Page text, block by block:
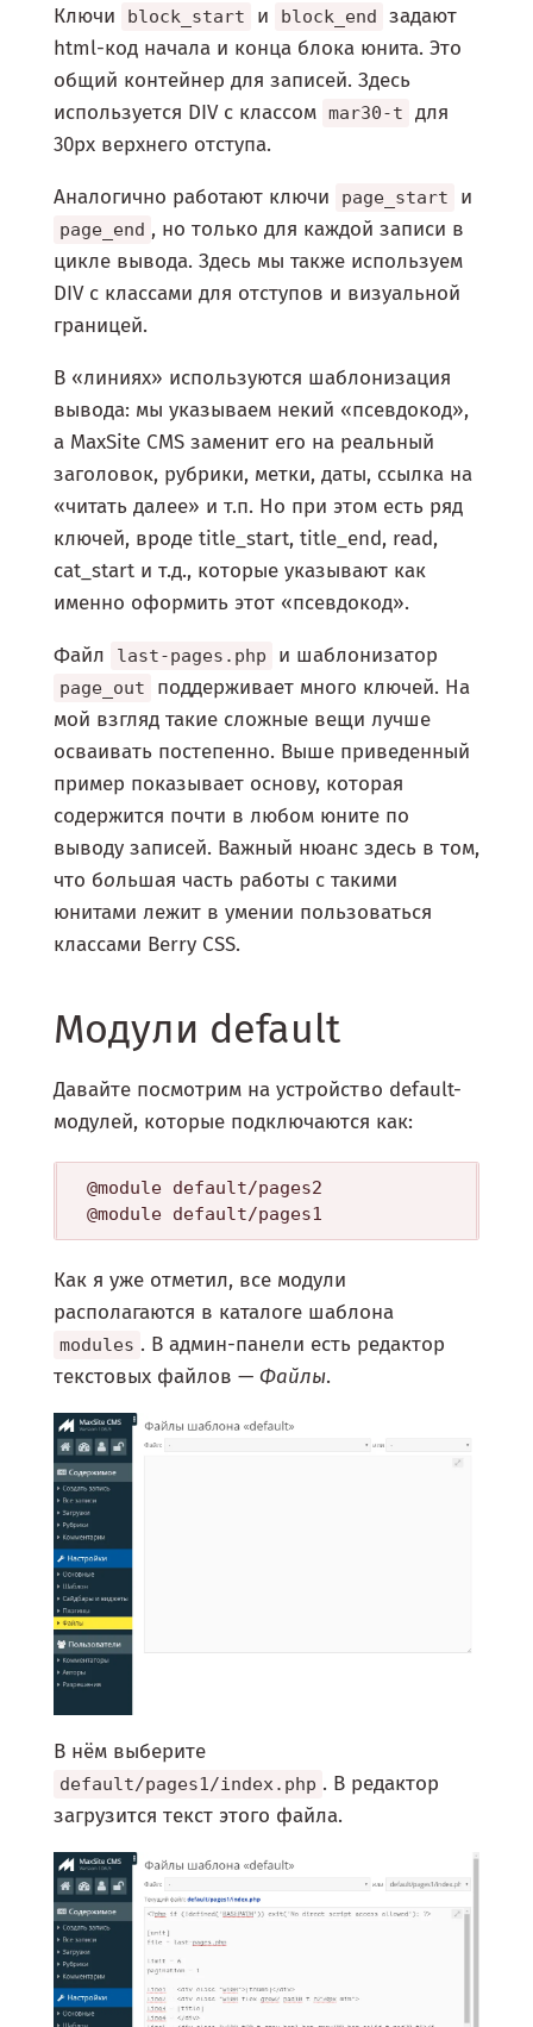
Ключи block_start и block_end
задают
html-код начала и конца блока юнита. Это
общий контейнер для записей. Здесь
используется DIV с классом mar30-t
для
30px верхнего отступа.
Аналогично работают ключи page_start и
page_end , но только для каждой записи в
цикле вывода. Здесь мы также используем
DIV с классами для отступов и визуальной
границей.
В «линиях» используются шаблонизация
вывода: мы указываем некий «псевдокод»,
а MaxSite CMS заменит его на реальный
заголовок, рубрики, метки, даты, ссылка на
«читать далее» и т.п. Но при этом есть ряд
ключей, вроде title_start, title_end, read,
cat_start и т.д., которые указывают как
именно оформить этот «псевдокод».
Файл last-pages.php и шаблонизатор
page_out
поддерживает много ключей. На
мой взгляд такие сложные вещи лучше
осваивать постепенно. Выше приведенный
пример показывает основу, которая
содержится почти в любом юните по
выводу записей. Важный нюанс здесь в том,
что большая часть работы с такими
юнитами лежит в умении пользоваться
классами Berry CSS.
Модули default
Давайте посмотрим на устройство default-
модулей, которые подключаются как:
@module default/pages2
Как я уже отметил, все модули
располагаются в каталоге шаблона
modules . В админ-панели есть редактор
текстовых файлов — Файлы.
В нём выберите
default/pages1/index.php . В редактор
загрузится текст этого файла.